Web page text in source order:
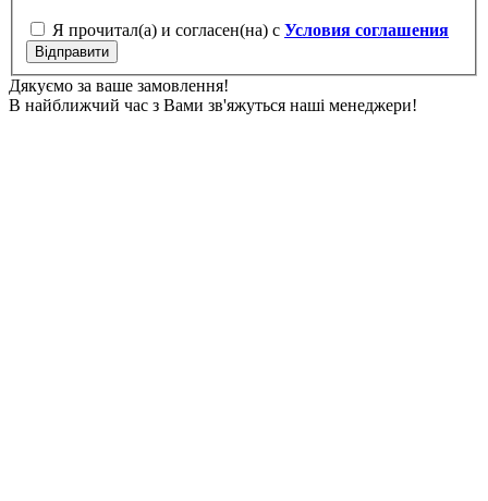
Я прочитал(а) и согласен(на) с Условия соглашения
Відправити
Дякуємо за ваше замовлення!
В найближчий час з Вами зв'яжуться наші менеджери!